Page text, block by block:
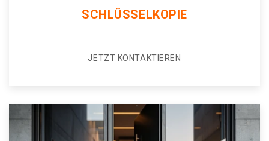
SCHLÜSSELKOPIE
JETZT KONTAKTIEREN